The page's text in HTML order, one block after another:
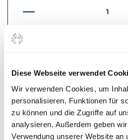
Diese Webseite verwendet
Wir verwenden Cookies, um
personalisieren, Funktionen für
zu können und die Zugriffe auf
analysieren. Außerdem geben
Verwendung unserer Website an
Auf den
* Gilt für Lieferungen innerhalb
Länder entnehmen Sie bitte unseren